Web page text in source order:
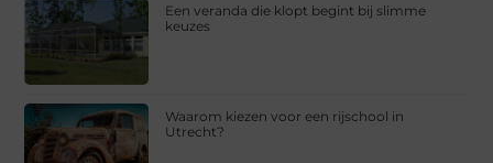
Een veranda die klopt begint bij slimme
keuzes
Waarom kiezen voor een rijschool in
Utrecht?